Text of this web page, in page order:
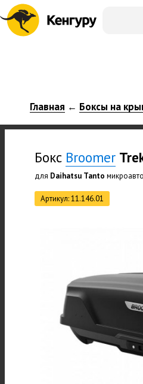
Главная ← Боксы на
Бокс Broomer
для Daihatsu Tanto
Артикул: 11.146.01